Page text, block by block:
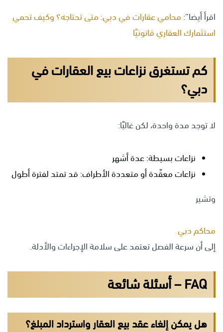
اقرأ أيضا”: محامي عقارات في دبي: متى تحتاجه؟ وكيف تحمي
استثمارك العقاري قانونيًا
كم تستغرق نزاعات بيع العقارات في
دبي؟
لا توجد مدة واحدة، لكن غالبًا:
نزاعات بسيطة: عدة أشهر
نزاعات معقّدة أو متعددة الأطراف: قد تمتد لفترة أطول
وتشير
محاكم دبي
إلى أن سرعة الفصل تعتمد على سلامة الإجراءات والأدلة.
FAQ – أسئلة شائعة
هل يمكن إلغاء عقد بيع العقار واسترداد المبلغ؟